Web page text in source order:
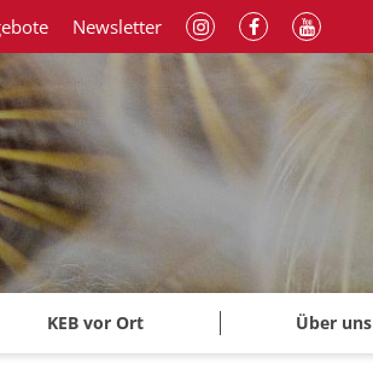
KEB vor Ort Über uns
Newsletter